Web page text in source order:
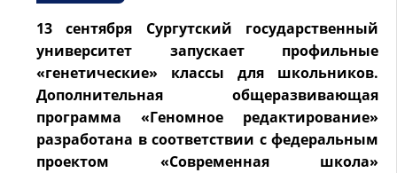
13 сентября Сургутский государственный
университет запускает профильные
«генетические» классы для школьников.
Дополнительная общеразвивающая
программа «Геномное редактирование»
разработана в соответствии с федеральным
проектом «Современная школа»